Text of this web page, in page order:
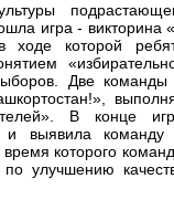
игра - викторина
которой
Две
В конце
и выявила
время которого
улучшению